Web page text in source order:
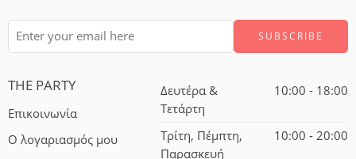
THE PARTY
Επικοινωνία
Ο λογαριασμός μου
Δευτέρα &
Τετάρτη
10:00 - 18:00
Τρίτη, Πέμπτη,
Παρασκευή
10:00 - 20:00